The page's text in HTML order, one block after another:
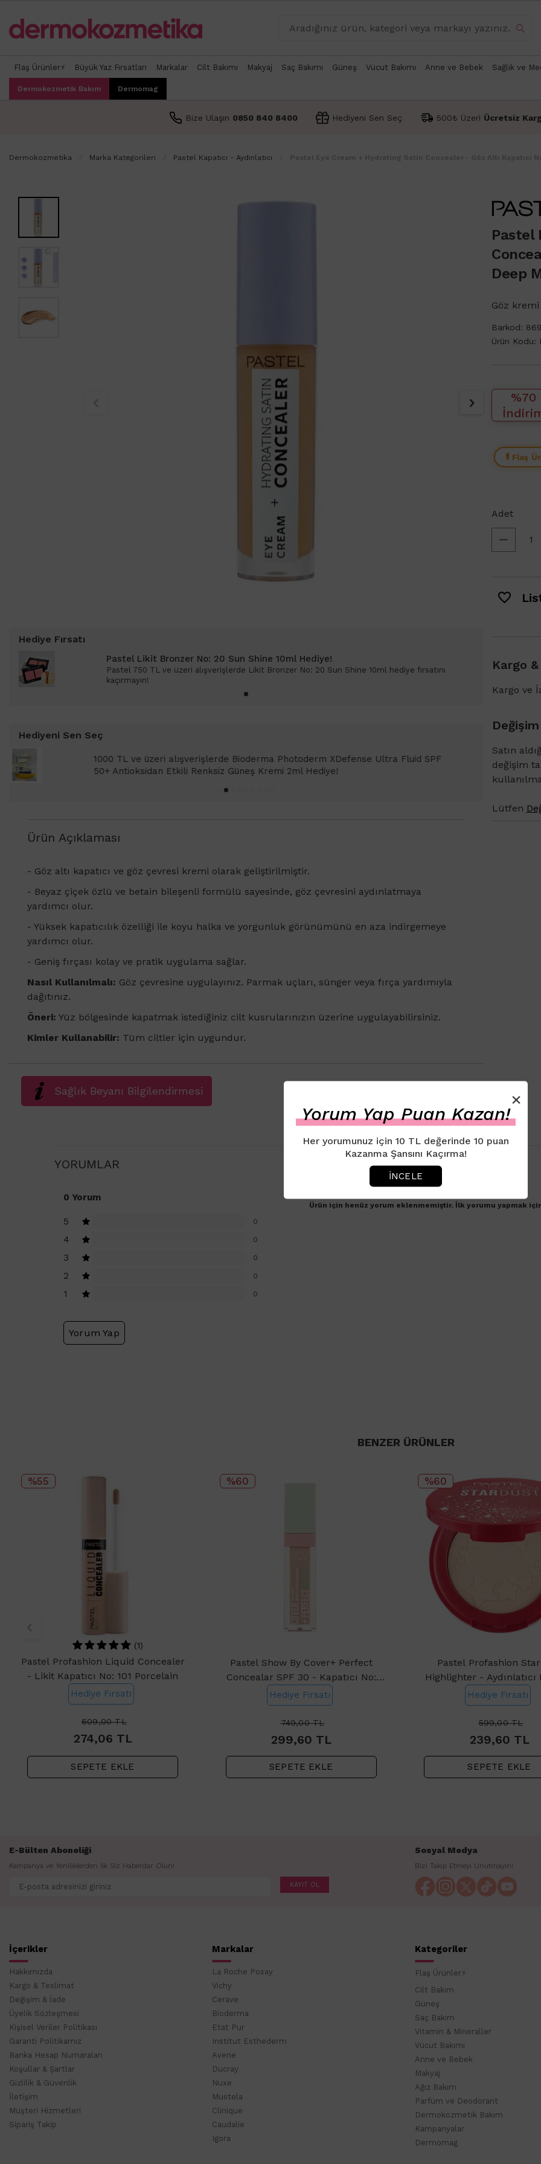
Flaş Ürünler⚡ Büyük Yaz Fırsatları Markalar Cilt Bakımı Makyaj Saç Bakımı Güneş Vücut Bakımı Anne ve Bebek Sağlık ve
Dermokozmetik Bakım Dermomag
Bize Ulaşın 0850 840 8400 Hediyeni Sen Seç 500₺ Üzeri Ücretsiz
Dermokozmetika Marka Kategorileri Pastel Kapatıcı - Aydınlatıcı
Pastel
Deep
Göz kremi
Barkod:
Ürün Kodu:
%70
Flaş
Adet
Hediye Fırsatı
Pastel Likit Bronzer No: 20 Sun Shine 10ml Hediye!
Pastel 750 TL ve üzeri alışverişlerde Likit Bronzer No: 20 Sun Shine 10ml hediye fırsatını
kaçırmayın!
Hediyeni Sen Seç
1000 TL ve üzeri alışverişlerinizde Bioderma Photoderm XDefense Ultra Fluid
SPF 50+ Antioksidan Renkli Güneş Kremi Light 2ml hediye!
Ürün Açıklaması
- Göz altı kapatıcı ve göz çevresi kremi olarak geliştirilmiştir.
- Beyaz çiçek özlü ve betain bileşenli formülü sayesinde, göz çevresini aydınlatmaya
yardımcı olur.
- Yüksek kapatıcılık özelliği ile koyu halka ve yorgunluk görünümünü en aza indirgemeye
yardımcı olur.
- Geniş fırçası kolay ve pratik uygulama sağlar.
Nasıl Kullanılmalı: Göz çevresine uygulayınız. Parmak uçları, sünger veya fırça yardımıyla
dağıtınız.
Öneri: Yüz bölgesinde kapatmak istediğiniz cilt kusrularınızın üzerine uygulayabilirsiniz.
Kimler Kullanabilir: Tüm ciltler için uygundur.
Sağlık Beyanı Bilgilendirmesi
Kargo
Kargo ve
Satın
değişim
Lütfen
YORUMLAR
0 Yorum
5 0
4 0
3 0
2 0
1 0
Yorum Yap
Ürün için henüz yorum eklenmemiştir. İlk yorumu yapmak
×
Yorum Yap Puan Kazan!
Her yorumunuz için 10 TL değerinde 10 puan
Kazanma Şansını Kaçırma!
İNCELE
BENZER ÜRÜNLER
%55
(1)
Pastel Profashion Liquid Concealer
- Likit Kapatıcı No: 101 Porcelain
Hediye Fırsatı
609,00TL
274,06 TL
SEPETE EKLE
%60
Pastel Show By Cover+ Perfect
Concealar SPF 30 - Kapatıcı No:
302 Light Rose
Hediye Fırsatı
749,00TL
299,60 TL
SEPETE EKLE
%60
Pastel Profashion
Highlighter - Aydınlatıcı
Vega
Hediye Fırsatı
599,00TL
239,60 TL
SEPETE EKLE
E-Bülten Aboneliği
Kampanya ve Yeniliklerden İlk Siz Haberdar Olun!
KAYIT OL
Sosyal Medya
Bizi Takip Etmeyi Unutmayın!
İçerikler
Hakkımızda
Kargo & Teslimat
Değişim & İade
Üyelik Sözleşmesi
Kişisel Veriler Politikası
Garanti Politikamız
Banka Hesap Numaraları
Koşullar & Şartlar
Gizlilik & Güvenlik
İletişim
Müşteri Hizmetleri
Sipariş Takip
Markalar
La Roche Posay
Vichy
Cerave
Bioderma
Etat Pur
Institut Esthederm
Avene
Ducray
Nuxe
Mustela
Clinique
Caudalie
Igora
Kategoriler
Flaş Ürünler⚡
Cilt Bakım
Güneş
Saç Bakım
Vitamin & Mineraller
Vücut Bakımı
Anne ve Bebek
Makyaj
Ağız Bakım
Parfüm ve Deodorant
Dermokozmetik Bakım
Kampanyalar
Dermomag